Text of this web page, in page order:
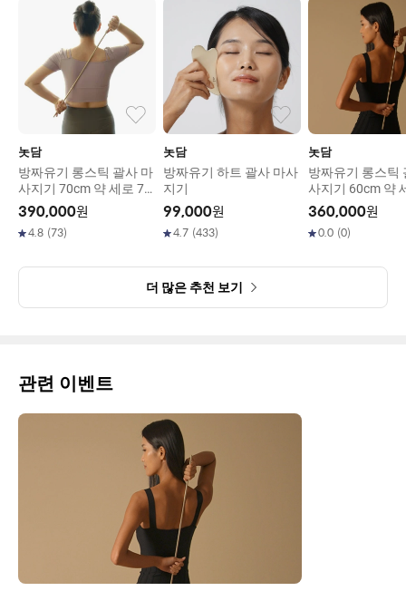
놋담
방짜유기 롱스틱 괄사 마
사지기 70cm 약 세로 70
cm x 두께 약 0.75cm
390,000원
4.8 (73)
놋담
방짜유기 하트 괄사 마사
지기
99,000원
4.7 (433)
놋담
방짜유기 롱스틱
사지기 60cm 약
cm x 두께 약
360,000원
0.0 (0)
더 많은 추천 보기
관련 이벤트